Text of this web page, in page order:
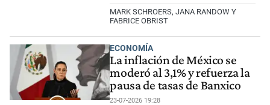
MARK SCHROERS, JANA RANDOW Y
FABRICE OBRIST
ECONOMÍA
La inflación de México se
moderó al 3,1% y refuerza la
pausa de tasas de Banxico
23-07-2026 19:28